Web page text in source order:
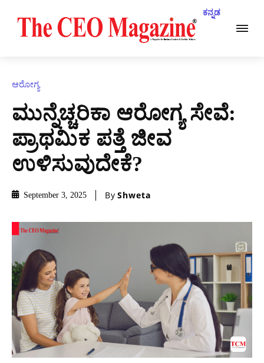
ಕನ್ನಡ
ಆರೋಗ್ಯ
ಮುನ್ನೆಚ್ಚರಿಕಾ ಆರೋಗ್ಯ ಸೇವೆ:
ಪ್ರಾಥಮಿಕ ಪತ್ತೆ ಜೀವ
ಉಳಿಸುವುದೇಕೆ?
September 3, 2025 By Shweta